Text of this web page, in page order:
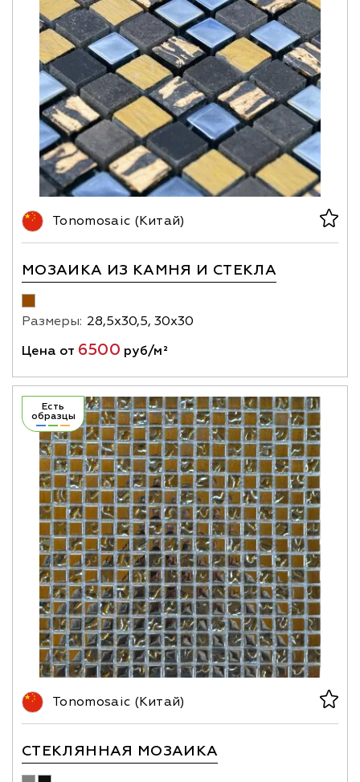
Tonomosaic (Китай)
МОЗАИКА ИЗ КАМНЯ И СТЕКЛА
Размеры: 28,5х30,5, 30х30
Цена от 6500 руб/м²
Есть
образцы
Tonomosaic (Китай)
СТЕКЛЯННАЯ МОЗАИКА